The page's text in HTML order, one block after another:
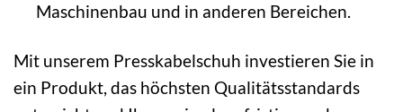
Maschinenbau und in anderen Bereichen.
Mit unserem Presskabelschuh investieren Sie in
ein Produkt, das höchsten Qualitätsstandards